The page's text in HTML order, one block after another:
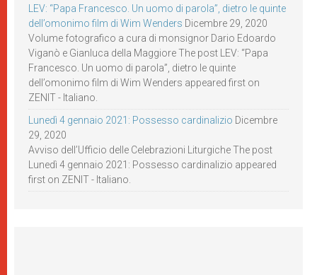
LEV: “Papa Francesco. Un uomo di parola”, dietro le quinte
dell’omonimo film di Wim Wenders Dicembre 29, 2020
Volume fotografico a cura di monsignor Dario Edoardo
Viganò e Gianluca della Maggiore The post LEV: “Papa
Francesco. Un uomo di parola”, dietro le quinte
dell’omonimo film di Wim Wenders appeared first on
ZENIT - Italiano.
Lunedì 4 gennaio 2021: Possesso cardinalizio Dicembre
29, 2020
Avviso dell’Ufficio delle Celebrazioni Liturgiche The post
Lunedì 4 gennaio 2021: Possesso cardinalizio appeared
first on ZENIT - Italiano.